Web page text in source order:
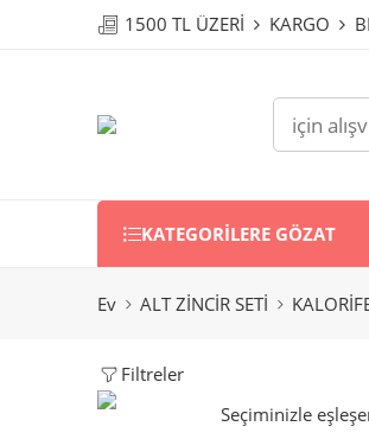
1500 TL ÜZERİ KARGO
KATEGORILERE GÖZAT
Ev ALT ZİNCİR SETİ
Filtreler
Seçiminizle